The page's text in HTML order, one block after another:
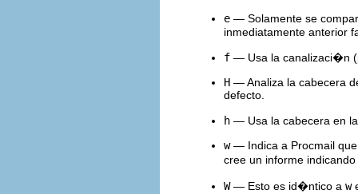
e — Solamente se
inmediatamente anterior
f — Usa la canalizaci�n
H — Analiza la cabecera
defecto.
h — Usa la cabecera en
w— Indica a Procmail que
cree un informe
W— Esto es id�ntico a w